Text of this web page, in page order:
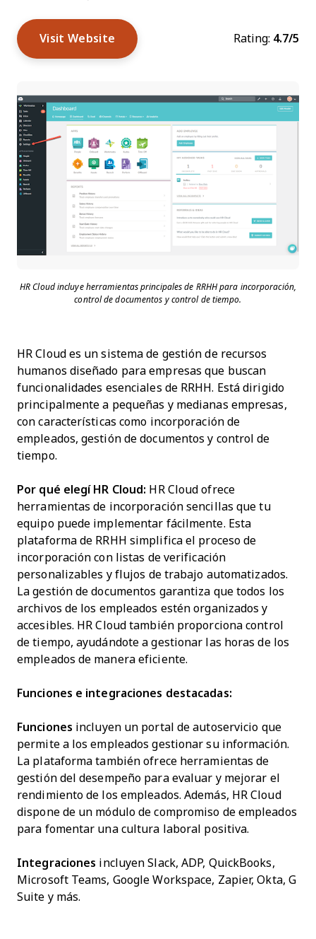
Visit Website Rating: 4.7/5
HR Cloud incluye herramientas principales de RRHH para incorporación,
control de documentos y control de tiempo.
HR Cloud es un sistema de gestión de recursos
humanos diseñado para empresas que buscan
funcionalidades esenciales de RRHH. Está dirigido
principalmente a pequeñas y medianas empresas,
con características como incorporación de
empleados, gestión de documentos y control de
tiempo.
Por qué elegí HR Cloud: HR Cloud ofrece
herramientas de incorporación sencillas que tu
equipo puede implementar fácilmente. Esta
plataforma de RRHH simplifica el proceso de
incorporación con listas de verificación
personalizables y flujos de trabajo automatizados.
La gestión de documentos garantiza que todos los
archivos de los empleados estén organizados y
accesibles. HR Cloud también proporciona control
de tiempo, ayudándote a gestionar las horas de los
empleados de manera eficiente.
Funciones e integraciones destacadas:
Funciones incluyen un portal de autoservicio que
permite a los empleados gestionar su información.
La plataforma también ofrece herramientas de
gestión del desempeño para evaluar y mejorar el
rendimiento de los empleados. Además, HR Cloud
dispone de un módulo de compromiso de empleados
para fomentar una cultura laboral positiva.
Integraciones incluyen Slack, ADP, QuickBooks,
Microsoft Teams,​​ Google Workspace, Zapier, Okta, G
Suite y más.